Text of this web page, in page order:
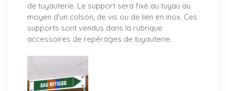
de tuyauterie. Le support sera fixé au tuyau au
moyen d’un colson, de vis ou de lien en inox. Ces
supports sont vendus dans la rubrique
accessoires de repérages de tuyauterie.